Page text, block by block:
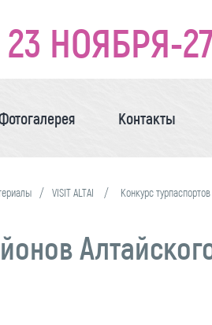
23 НОЯБРЯ-
Контакты
VISIT ALTAI Конкурс